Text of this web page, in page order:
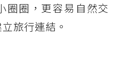
圈圈，更容易自然交
旅行連結。